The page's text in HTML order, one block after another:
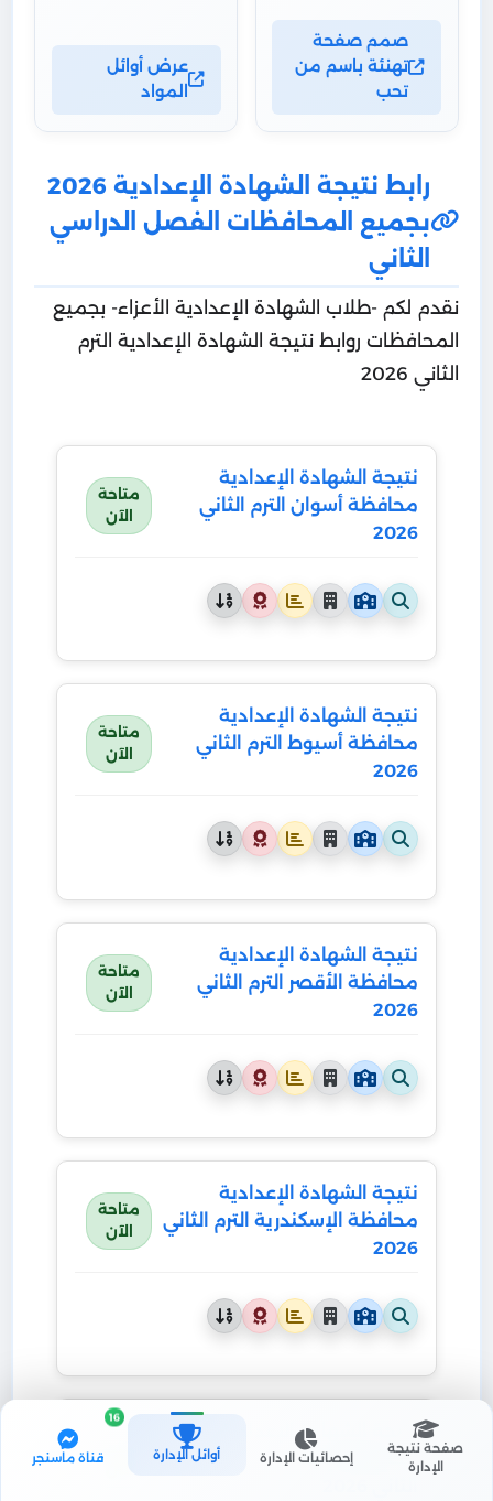
صفحة نتيجة
الإدارة
إحصائيات الإدارة أوائل الإدارة قناة ماسنجر
16
صمم صفحة
تهنئة باسم من
تحب
عرض أوائل
المواد
رابط نتيجة الشهادة الإعدادية 2026
بجميع المحافظات الفصل الدراسي
الثاني
نقدم لكم -طلاب الشهادة الإعدادية الأعزاء- بجميع
المحافظات روابط نتيجة الشهادة الإعدادية الترم
الثاني 2026
نتيجة الشهادة الإعدادية
محافظة أسوان الترم الثاني
2026
متاحة
الآن
نتيجة الشهادة الإعدادية
محافظة أسيوط الترم الثاني
2026
متاحة
الآن
نتيجة الشهادة الإعدادية
محافظة الأقصر الترم الثاني
2026
متاحة
الآن
نتيجة الشهادة الإعدادية
محافظة الإسكندرية الترم الثاني
2026
متاحة
الآن
نتيجة الشهادة الإعدادية
محافظة الإسماعيلية الترم